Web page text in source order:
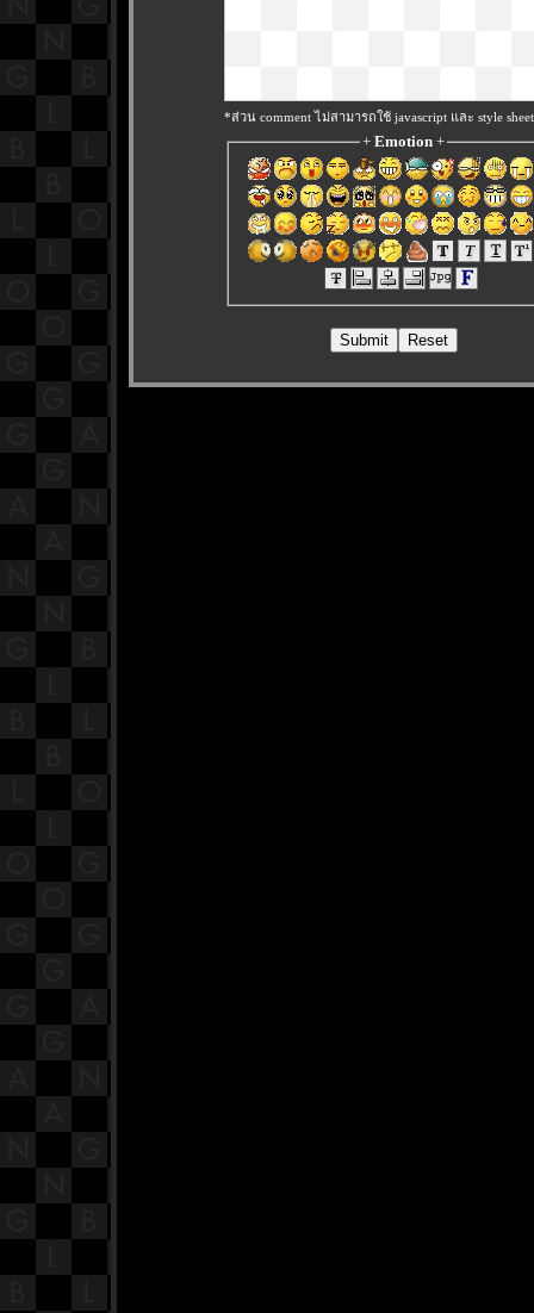
*ส่วน comment ไม่สามารถใช้ javascript และ style sheet
+ Emotion+